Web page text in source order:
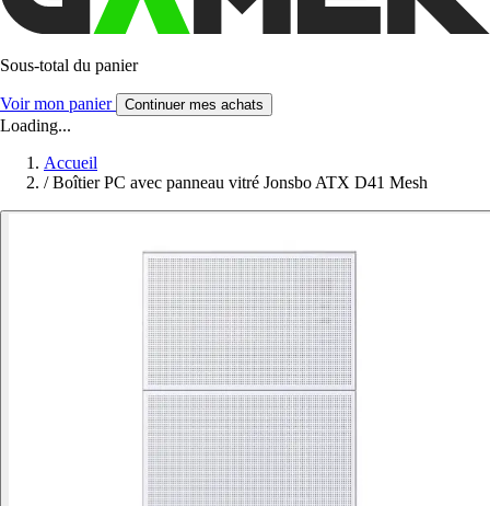
Sous-total du panier
Voir mon panier Continuer mes achats
Loading...
Accueil
/ Boîtier PC avec panneau vitré Jonsbo ATX D41 Mesh